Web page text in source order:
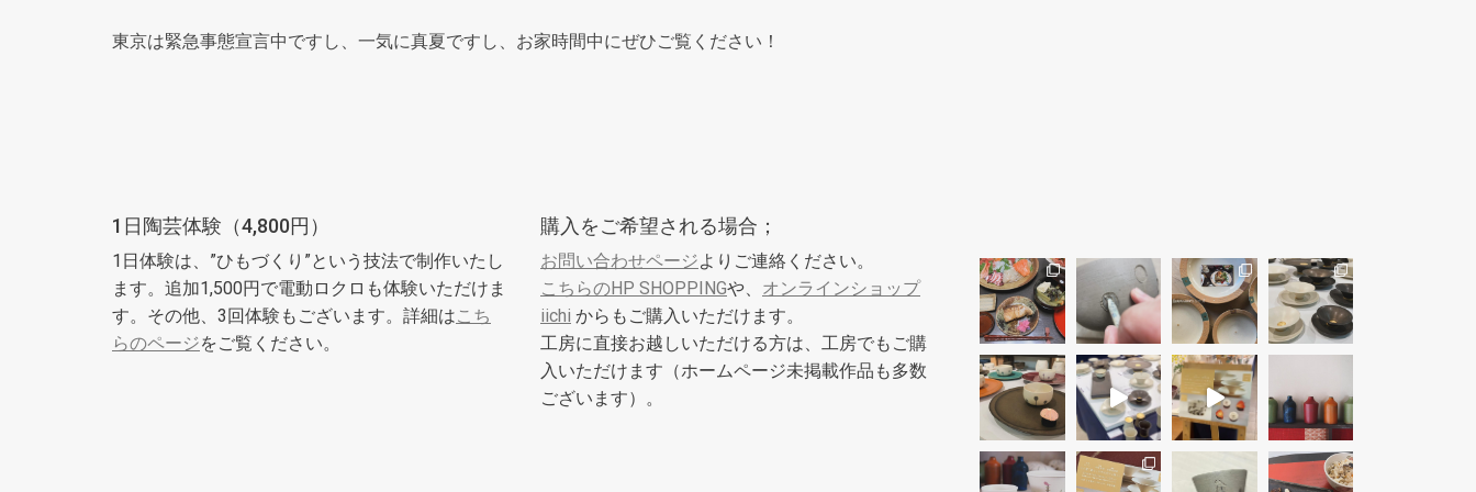
東京は緊急事態宣言中ですし、一気に真夏ですし、お家時間中にぜひご覧ください！
1日陶芸体験（4,800円）
1日体験は、”ひもづくり”という技法で制作いたし
ます。追加1,500円で電動ロクロも体験いただけま
す。その他、3回体験もございます。詳細はこち
らのページをご覧ください。
購入をご希望される場合；
お問い合わせページよりご連絡ください。
こちらのHP SHOPPINGや、 オンラインショップ
iichi からもご購入いただけます。
工房に直接お越しいただける方は、工房でもご購
入いただけます（ホームページ未掲載作品も多数
ございます）。